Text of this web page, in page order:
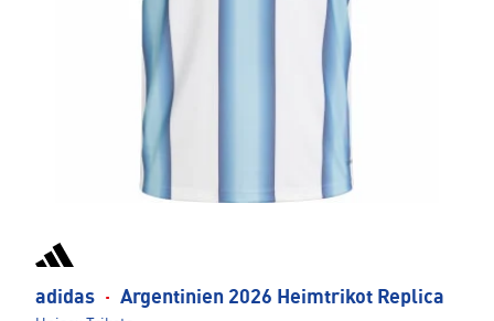
adidas · Argentinien 2026 Heimtrikot Replica